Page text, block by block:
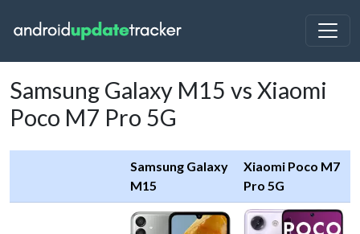
Samsung Galaxy M15 vs Xiaomi
Poco M7 Pro 5G
Samsung Galaxy
M15
Xiaomi Poco M7
Pro 5G